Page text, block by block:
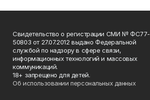
Свидетельство о регистрации СМИ № ФС77-
50803 от 27.07.2012 выдано Федеральной
службой по надзору в сфере связи,
информационных технологий и массовых
коммуникаций.
18+ запрещено для детей.
Об использовании персональных данных